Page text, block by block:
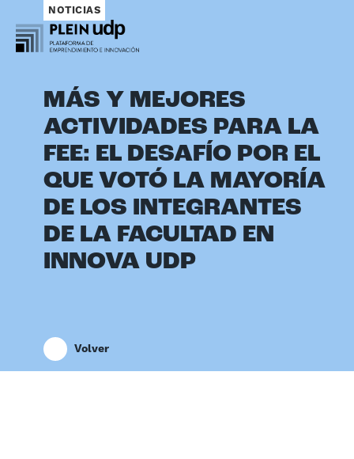
NOTICIAS
MÁS Y MEJORES
ACTIVIDADES PARA LA
FEE: EL DESAFÍO POR EL
QUE VOTÓ LA MAYORÍA
DE LOS INTEGRANTES
DE LA FACULTAD EN
INNOVA UDP
Volver